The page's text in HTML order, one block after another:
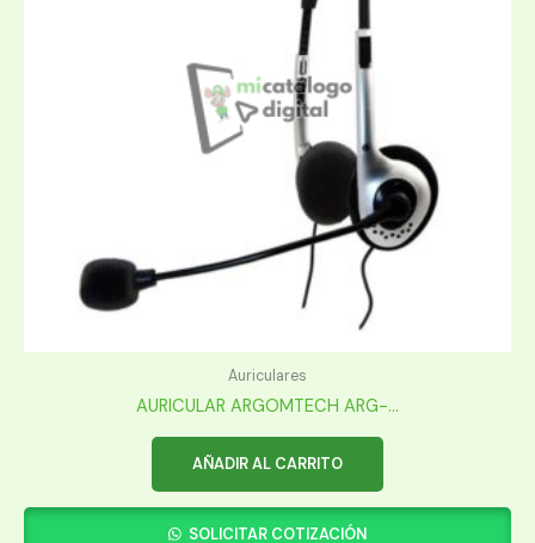
Auriculares
AURICULAR ARGOMTECH ARG-...
AÑADIR AL CARRITO
SOLICITAR COTIZACIÓN